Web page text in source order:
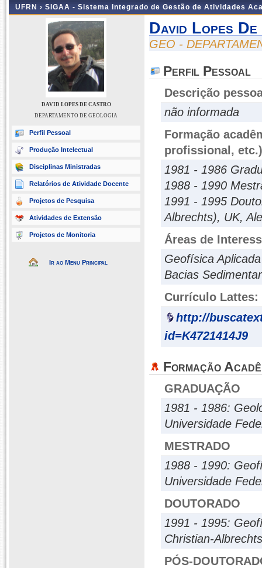
UFRN › SIGAA - Sistema Integrado de Gestão de Atividades
DAVID LOPES DE CASTRO
DEPARTAMENTO DE GEOLOGIA
Perfil Pessoal
Produção Intelectual
Disciplinas Ministradas
Relatórios de Atividade Docente
Projetos de Pesquisa
Atividades de Extensão
Projetos de Monitoria
Ir ao Menu Principal
David Lopes
GEO -
Perfil Pessoal
Descrição
não informada
Formação
profissional, etc.)
1981 - 1986
1988 - 1990
1991 - 1995
Albrechts), UK,
Áreas de
Geofísica
Bacias
Currículo Lattes:
http://
id=K4721414J9
Formação
GRADUAÇÃO
1981 - 1986:
Universidade
MESTRADO
1988 - 1990:
Universidade
DOUTORADO
1991 - 1995:
Christian-
PÓS-